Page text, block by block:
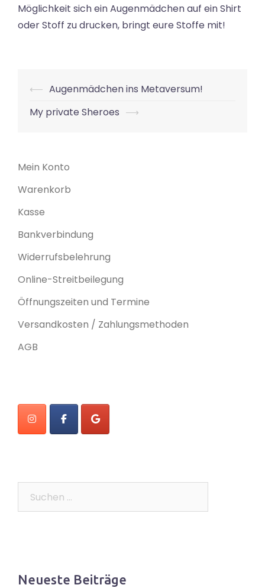
Möglichkeit sich ein Augenmädchen auf ein Shirt
oder Stoff zu drucken, bringt eure Stoffe mit!
Beitrags-
⟵ Augenmädchen ins Metaversum!
My private Sheroes ⟶
Mein Konto
Warenkorb
Kasse
Bankverbindung
Widerrufsbelehrung
Online-Streitbeilegung
Öffnungszeiten und Termine
Versandkosten / Zahlungsmethoden
AGB
Neueste Beiträge